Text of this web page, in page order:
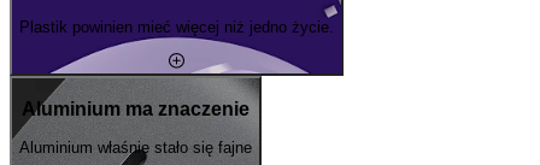
Plastik powinien mieć więcej niż jedno życie.
Aluminium ma znaczenie
Aluminium właśnie stało się fajne